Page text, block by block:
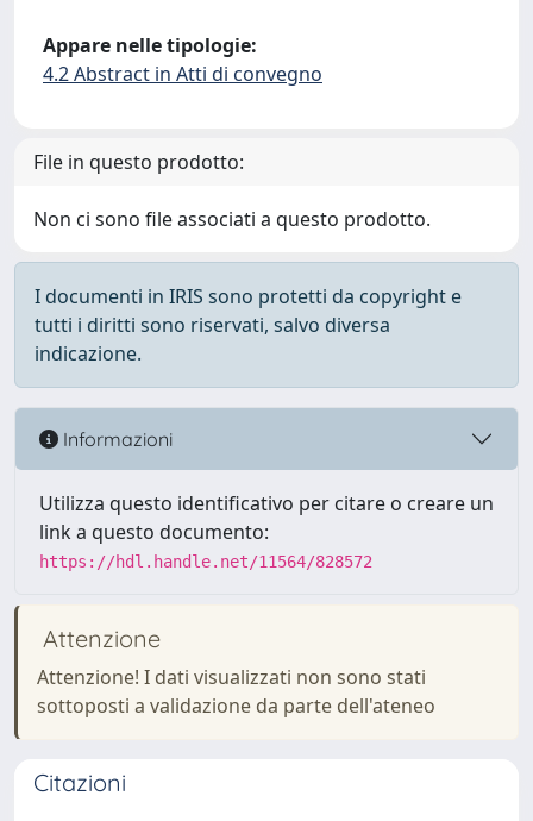
Appare nelle tipologie:
4.2 Abstract in Atti di convegno
File in questo prodotto:
Non ci sono file associati a questo prodotto.
I documenti in IRIS sono protetti da copyright e
tutti i diritti sono riservati, salvo diversa
indicazione.
Informazioni
Utilizza questo identificativo per citare o creare un
link a questo documento:
https://hdl.handle.net/11564/828572
Attenzione
Attenzione! I dati visualizzati non sono stati
sottoposti a validazione da parte dell'ateneo
Citazioni